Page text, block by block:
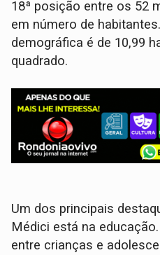
18ª posição entre os 52
em número de
demográfica é de 10,99
quadrado.
Um dos principais
Médici está na
entre crianças e